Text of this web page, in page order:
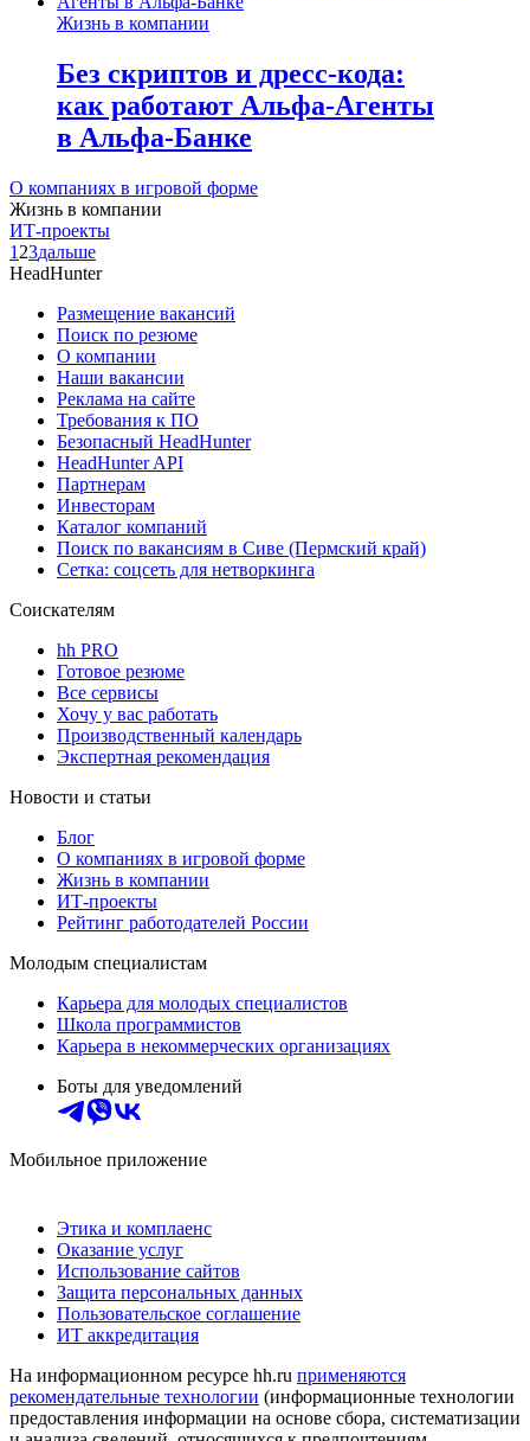
Жизнь в компании
Без скриптов и дресс-кода:
как работают Альфа-Агенты
в Альфа-Банке
О компаниях в игровой форме
Жизнь в компании
ИТ-проекты
1 23дальше
HeadHunter
Размещение вакансий
Поиск по резюме
О компании
Наши вакансии
Реклама на сайте
Требования к ПО
Безопасный HeadHunter
HeadHunter API
Партнерам
Инвесторам
Каталог компаний
Поиск по вакансиям в Сиве (Пермский край)
Сетка: соцсеть для нетворкинга
Соискателям
hh PRO
Готовое резюме
Все сервисы
Хочу у вас работать
Производственный календарь
Экспертная рекомендация
Новости и статьи
Блог
О компаниях в игровой форме
Жизнь в компании
ИТ-проекты
Рейтинг работодателей России
Молодым специалистам
Карьера для молодых специалистов
Школа программистов
Карьера в некоммерческих организациях
Боты для уведомлений
Мобильное приложение
Этика и комплаенс
Оказание услуг
Использование сайтов
Защита персональных данных
Пользовательское соглашение
ИТ аккредитация
На информационном ресурсе hh.ru применяются
рекомендательные технологии (информационные технологии
предоставления информации на основе сбора, систематизации